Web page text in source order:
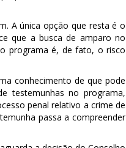
A única opção que resta é o
que a busca de amparo no
programa é, de fato, o risco
conhecimento de que pode
testemunhas no programa,
penal relativo a crime de
passa a compreender